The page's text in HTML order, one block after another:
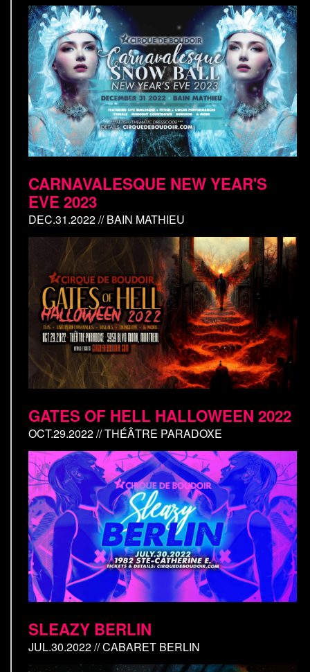
CARNAVALESQUE NEW YEAR'S
EVE 2023
DEC.31.2022 // BAIN MATHIEU
GATES OF HELL HALLOWEEN 2022
OCT.29.2022 // THÉÂTRE PARADOXE
SLEAZY BERLIN
JUL.30.2022 // CABARET BERLIN